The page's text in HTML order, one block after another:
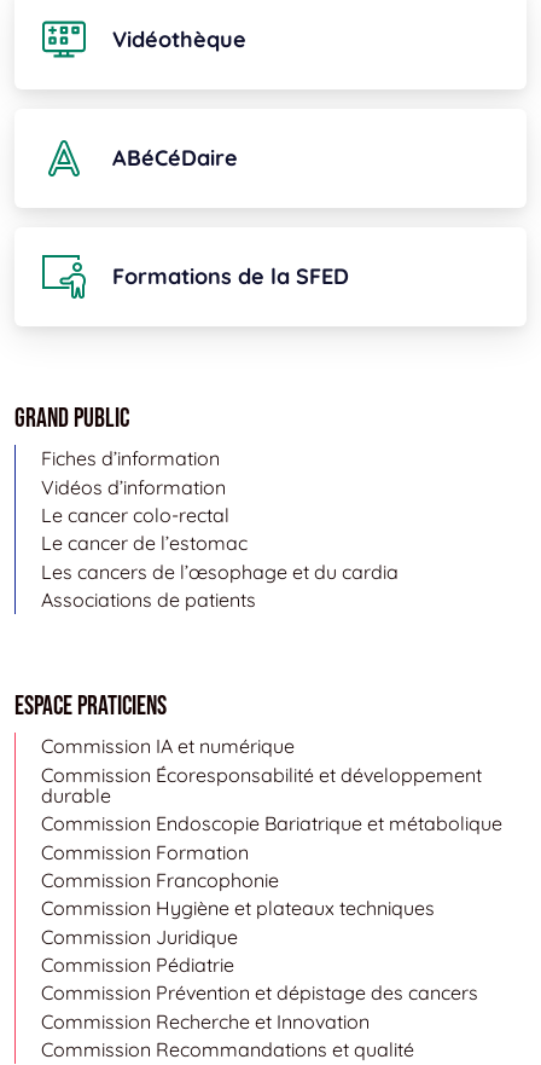
Vidéothèque
ABéCéDaire
Formations de la SFED
Grand public
Fiches d’information
Vidéos d’information
Le cancer colo-rectal
Le cancer de l’estomac
Les cancers de l’œsophage et du cardia
Associations de patients
Espace Praticiens
Commission IA et numérique
Commission Écoresponsabilité et développement
durable
Commission Endoscopie Bariatrique et métabolique
Commission Formation
Commission Francophonie
Commission Hygiène et plateaux techniques
Commission Juridique
Commission Pédiatrie
Commission Prévention et dépistage des cancers
Commission Recherche et Innovation
Commission Recommandations et qualité